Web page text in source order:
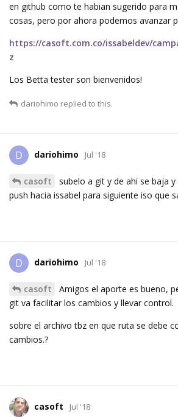
en github como te habian sugerido para
cosas, pero por ahora podemos avanzar
https://casoft.com.co/issabeldev/
z
Los Betta tester son bienvenidos!
dariohimo replied to this.
D dariohimo Jul '18
casoft
subelo a git y de ahi se baja
push hacia issabel para siguiente iso que
D dariohimo Jul '18
casoft
Amigos el aporte es bueno,
git va facilitar los cambios y llevar control.
sobre el archivo tbz en que ruta se debe
cambios.?
casoft Jul '18